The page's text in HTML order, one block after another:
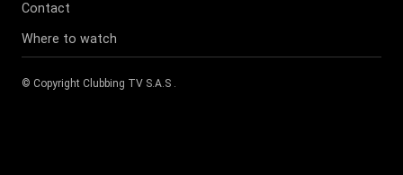
Contact
Where to watch
© Copyright Clubbing TV S.A.S .